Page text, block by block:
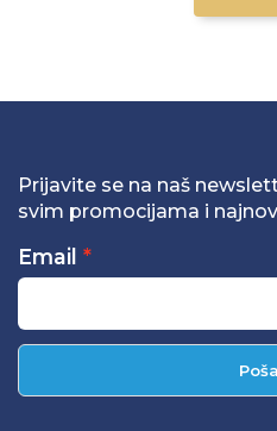
Prijavite se na naš
svim promocijama i
Email